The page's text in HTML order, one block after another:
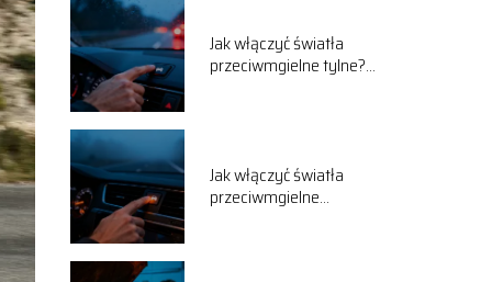
Jak włączyć światła
przeciwmgielne tylne?
Jak włączyć światła
przeciwmgielne